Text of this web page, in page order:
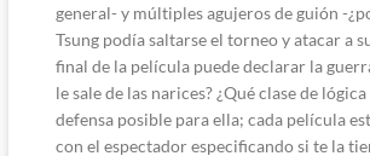
general- y múltiples agujeros de guión -
Tsung podía saltarse el torneo y atacar a
final de la película puede declarar la
le sale de las narices? ¿Qué clase de lógica
defensa posible para ella; cada película
con el espectador especificando si te la